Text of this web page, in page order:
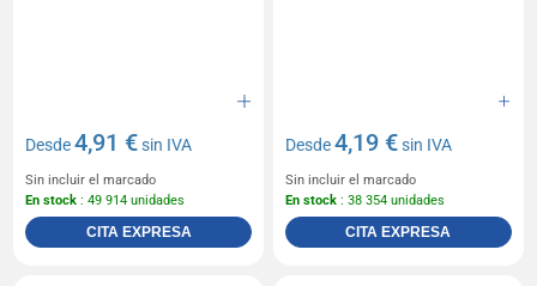
Desde4,91 €sin IVA
Sin incluir el marcado
En stock : 49 914 unidades
CITA EXPRESA
Desde4,19 €sin IVA
Sin incluir el marcado
En stock : 38 354 unidades
CITA EXPRESA